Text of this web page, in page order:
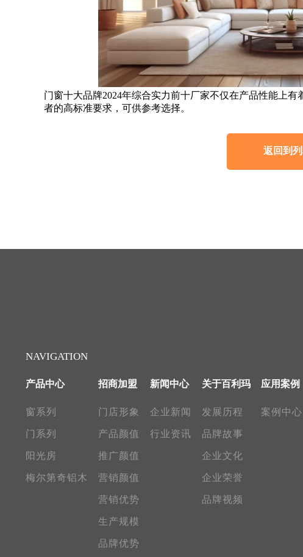
门窗十大品牌2024年综合实力前十厂家不仅在产品性能上
者的高标准要求，可供参考选择。
返回到
NAVIGATION
产品中心
窗系列
门系列
阳光房
梅尔第奇铝木
招商加盟
门店形象
产品颜值
推广颜值
营销颜值
营销优势
生产规模
品牌优势
新闻中心
企业新闻
行业资讯
关于百利玛
发展历程
品牌故事
企业文化
企业荣誉
品牌视频
应用案例
案例中心